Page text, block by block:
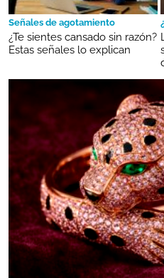
Señales de agotamiento
¿Te sientes cansado sin razón?
Estas señales lo explican